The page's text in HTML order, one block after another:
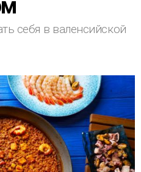
себя в валенсийской